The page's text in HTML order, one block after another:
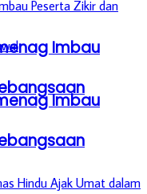
Imbau
Imbau